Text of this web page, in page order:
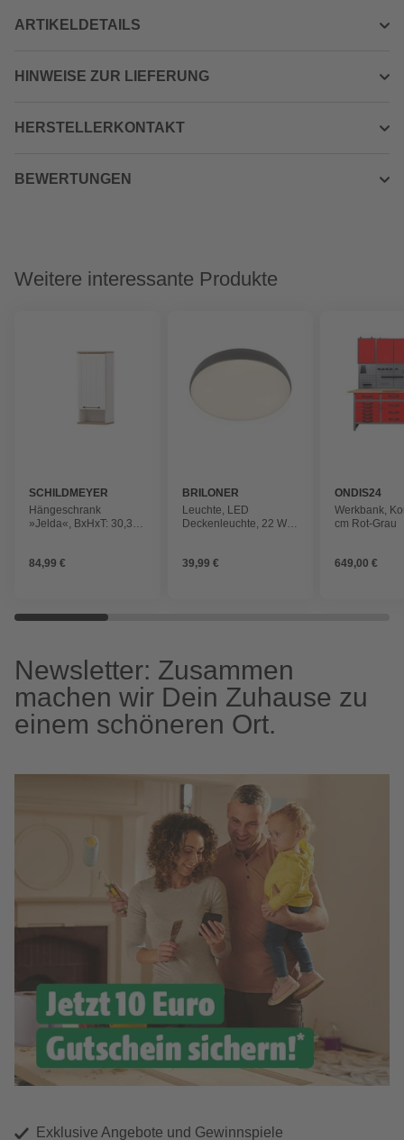
ARTIKELDETAILS
HINWEISE ZUR LIEFERUNG
HERSTELLERKONTAKT
BEWERTUNGEN
Weitere interessante Produkte
SCHILDMEYER
Hängeschrank
»Jelda«, BxHxT: 30,3 x
84,99 €
BRILONER
Leuchte, LED
Deckenleuchte, 22 W,
39,99 €
ONDIS24
Werkbank,
cm Rot-Grau
649,00 €
Newsletter: Zusammen
machen wir Dein Zuhause zu
einem schöneren Ort.
Exklusive Angebote und Gewinnspiele